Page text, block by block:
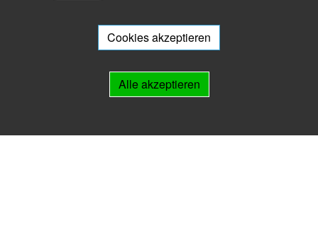
Ihnen beratend zur Seite.Cookies akzeptieren
Alle akzeptieren